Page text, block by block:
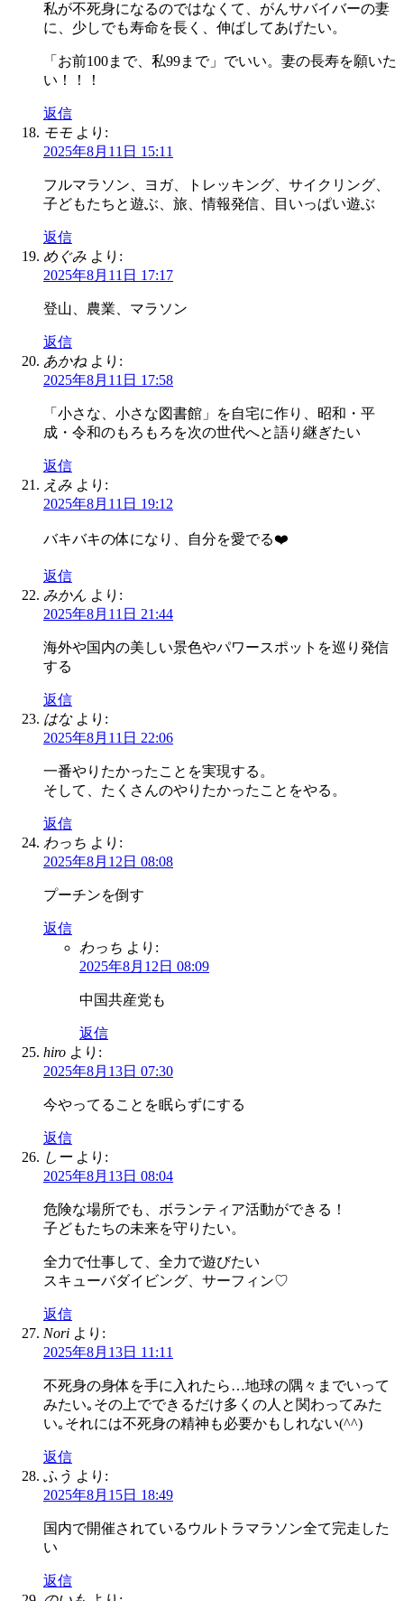
私が不死身になるのではなくて、がんサバイバーの妻
に、少しでも寿命を長く、伸ばしてあげたい。
「お前100まで、私99まで」でいい。妻の長寿を願いた
い！！！
返信
モモ より:
2025年8月11日 15:11
フルマラソン、ヨガ、トレッキング、サイクリング、
子どもたちと遊ぶ、旅、情報発信、目いっぱい遊ぶ
返信
めぐみ より:
2025年8月11日 17:17
登山、農業、マラソン
返信
あかね より:
2025年8月11日 17:58
「小さな、小さな図書館」を自宅に作り、昭和・平
成・令和のもろもろを次の世代へと語り継ぎたい
返信
えみ より:
2025年8月11日 19:12
バキバキの体になり、自分を愛でる❤️
返信
みかん より:
2025年8月11日 21:44
海外や国内の美しい景色やパワースポットを巡り発信
する
返信
はな より:
2025年8月11日 22:06
一番やりたかったことを実現する。
そして、たくさんのやりたかったことをやる。
返信
わっち より:
2025年8月12日 08:08
プーチンを倒す
返信
わっち より:
2025年8月12日 08:09
中国共産党も
返信
hiro より:
2025年8月13日 07:30
今やってることを眠らずにする
返信
しー より:
2025年8月13日 08:04
危険な場所でも、ボランティア活動ができる！
子どもたちの未来を守りたい。
全力で仕事して、全力で遊びたい
スキューバダイビング、サーフィン♡
返信
Nori より:
2025年8月13日 11:11
不死身の身体を手に入れたら…地球の隅々までいって
みたい｡その上でできるだけ多くの人と関わってみた
い｡それには不死身の精神も必要かもしれない(^^)
返信
ふう より:
2025年8月15日 18:49
国内で開催されているウルトラマラソン全て完走した
い
返信